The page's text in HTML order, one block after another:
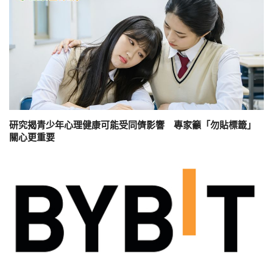
研究揭青少年心理健康可能受同儕影響 專家籲「勿貼標籤」
關心更重要